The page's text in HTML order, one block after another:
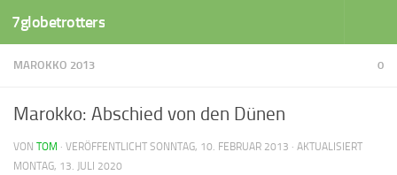
Zum Inhalt springen
7globetrotters
MAROKKO 2013 0
Marokko: Abschied von den Dünen
VON TOM · VERÖFFENTLICHT SONNTAG, 10. FEBRUAR 2013 · AKTUALISIERT
MONTAG, 13. JULI 2020